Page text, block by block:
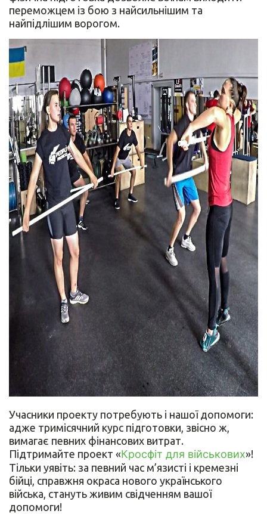
переможцем із бою з найсильнішим та
найпідлішим ворогом.
Учасники проекту потребують і нашої допомоги:
адже тримісячний курс підготовки, звісно ж,
вимагає певних фінансових витрат.
Підтримайте проект «Кросфіт для військових»!
Тільки уявіть: за певний час м’язисті і кремезні
бійці, справжня окраса нового українського
війська, стануть живим свідченням вашої
допомоги!